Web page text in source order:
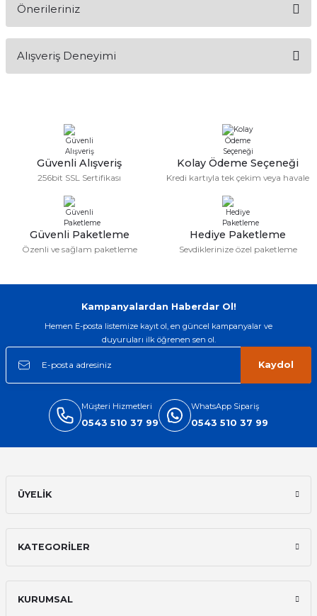
Önerileriniz
konularda yetersiz gördüğünüz noktaları öneri formunu
kullanarak tarafımıza iletebilirsiniz.
Ürün resmi kalitesiz, bozuk veya görüntülenemiyor.
Ürün açıklamasında eksik bilgiler bulunuyor.
Ürün bilgilerinde hatalar bulunuyor.
Ürün fiyatı diğer sitelerden daha pahalı.
Bu ürüne benzer farklı alternatifler olmalı.
Alışveriş Deneyimi
Deneyimini Paylaş
Güvenli Alışveriş
256bit SSL Sertifikası
Kolay Ödeme Seçeneği
Kredi kartıyla tek çekim veya havale
Güvenli Paketleme
Özenli ve sağlam paketleme
Hediye Paketleme
Sevdiklerinize özel paketleme
Kampanyalardan Haberdar Ol!
Hemen E-posta listemize kayıt ol, en güncel kampanyalar ve
duyuruları ilk öğrenen sen ol.
Kaydol
Müşteri Hizmetleri
0543 510 37 99
WhatsApp Sipariş
0543 510 37 99
ÜYELİK
KATEGORİLER
KURUMSAL